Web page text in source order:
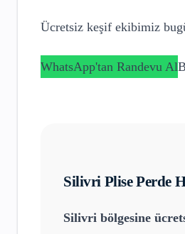
Ücretsiz keşif ekibimiz
WhatsApp'tan Randevu Al
Silivri Plise Perde
Silivri bölgesine